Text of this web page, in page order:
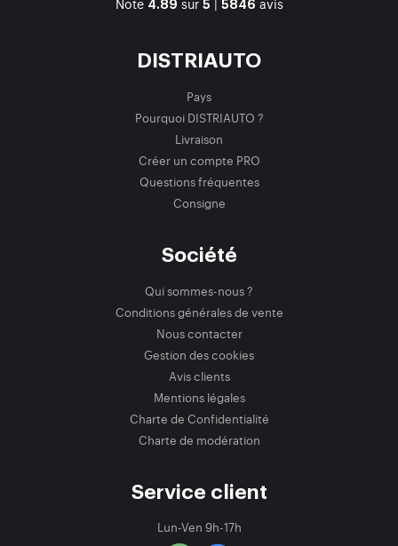
4.89 5 5846
DISTRIAUTO
Pays
Pourquoi DISTRIAUTO ?
Livraison
Créer un compte PRO
Questions fréquentes
Consigne
Société
Qui sommes-nous ?
Conditions générales de vente
Nous contacter
Gestion des cookies
Avis clients
Mentions légales
Charte de Confidentialité
Charte de modération
Service client
Lun-Ven 9h-17h